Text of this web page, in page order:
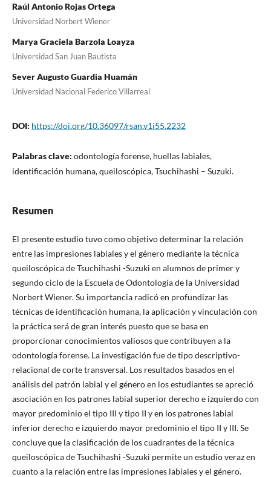
Raúl Antonio Rojas Ortega
Universidad Norbert Wiener
Marya Graciela Barzola Loayza
Universidad San Juan Bautista
Sever Augusto Guardia Huamán
Universidad Nacional Federico Villarreal
DOI: https://doi.org/10.36097/rsan.v1i55.2232
Palabras clave: odontología forense, huellas labiales,
identificación humana, queiloscópica, Tsuchihashi – Suzuki.
Resumen
El presente estudio tuvo como objetivo determinar la relación
entre las impresiones labiales y el género mediante la técnica
queiloscópica de Tsuchihashi -Suzuki en alumnos de primer y
segundo ciclo de la Escuela de Odontología de la Universidad
Norbert Wiener. Su importancia radicó en profundizar las
técnicas de identificación humana, la aplicación y vinculación con
la práctica será de gran interés puesto que se basa en
proporcionar conocimientos valiosos que contribuyen a la
odontología forense. La investigación fue de tipo descriptivo-
relacional de corte transversal. Los resultados basados en el
análisis del patrón labial y el género en los estudiantes se apreció
asociación en los patrones labial superior derecho e izquierdo con
mayor predominio el tipo III y tipo II y en los patrones labial
inferior derecho e izquierdo mayor predominio el tipo II y III. Se
concluye que la clasificación de los cuadrantes de la técnica
queiloscópica de Tsuchihashi -Suzuki permite un estudio veraz en
cuanto a la relación entre las impresiones labiales y el género.